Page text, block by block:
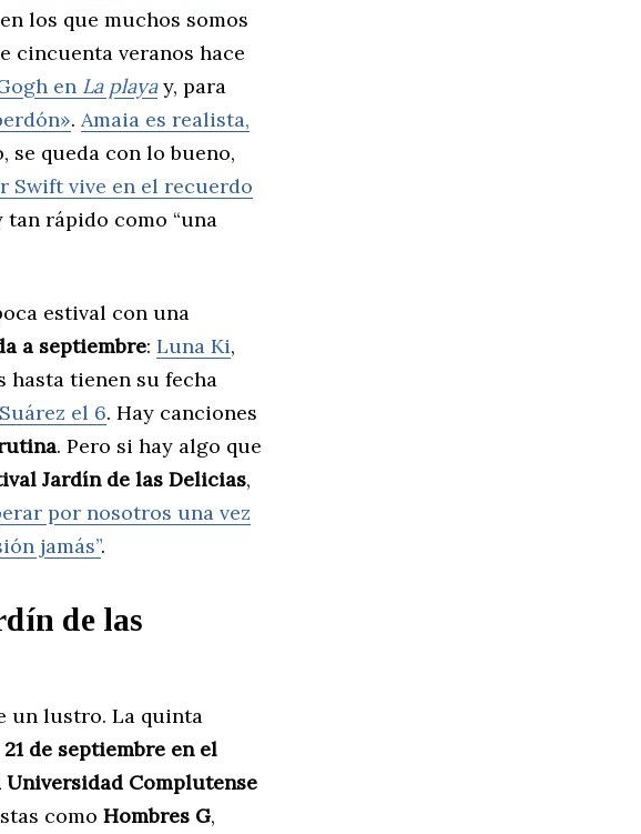
los que muchos somos
cincuenta veranos hace
en La playay, para
. Amaia es realista,
se queda con lo bueno,
Swift vive en el recuerdo
tan rápido como “una
estival con una
a septiembre: Luna Ki,
hasta tienen su fecha
el 6. Hay canciones
. Pero si hay algo que
Jardín de las Delicias,
por nosotros una vez
jamás”.
de las
un lustro. La quinta
de septiembre en el
Complutense
como Hombres G,